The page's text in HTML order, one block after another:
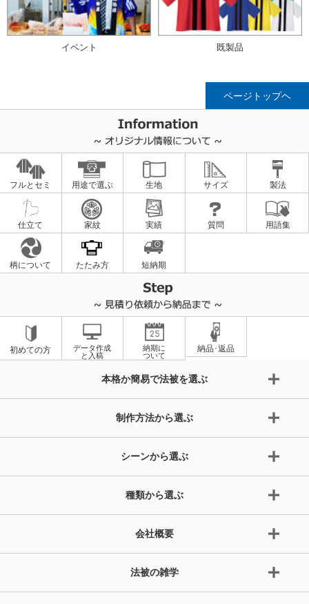
イベント 既製品
ページトップヘ
フルとセミ 用途で選ぶ 生地 サイズ 製法
仕立て 家紋 実績 質問 用語集
柄について たたみ方 短納期
初めての方
データ作成
と入稿
納期に
ついて
納品･返品
本格か簡易で法被を選ぶ
制作方法から選ぶ
シーンから選ぶ
種類から選ぶ
会社概要
法被の雑学